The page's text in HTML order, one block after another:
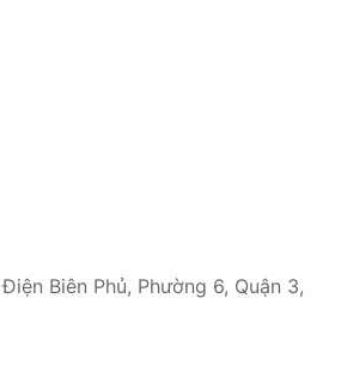
Điện Biên Phủ, Phường 6, Quận 3,